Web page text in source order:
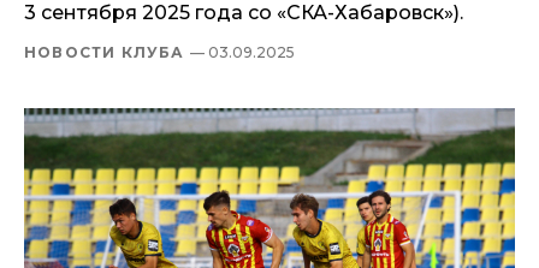
3 сентября 2025 года со «СКА-Хабаровск»).
НОВОСТИ КЛУБА — 03.09.2025